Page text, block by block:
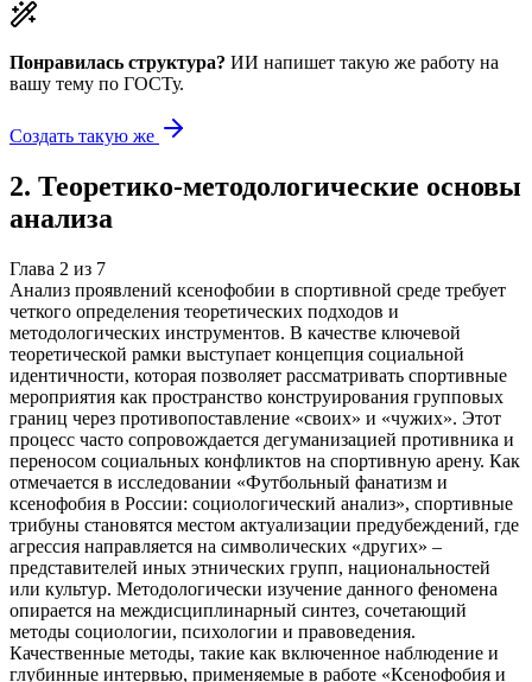
Понравилась структура? ИИ напишет такую же работу на
вашу тему по ГОСТу.
Создать такую же
2. Теоретико-методологические основы
анализа
Глава 2 из 7
Анализ проявлений ксенофобии в спортивной среде требует
четкого определения теоретических подходов и
методологических инструментов. В качестве ключевой
теоретической рамки выступает концепция социальной
идентичности, которая позволяет рассматривать спортивные
мероприятия как пространство конструирования групповых
границ через противопоставление «своих» и «чужих». Этот
процесс часто сопровождается дегуманизацией противника и
переносом социальных конфликтов на спортивную арену. Как
отмечается в исследовании «Футбольный фанатизм и
ксенофобия в России: социологический анализ», спортивные
трибуны становятся местом актуализации предубеждений, где
агрессия направляется на символических «других» –
представителей иных этнических групп, национальностей
или культур. Методологически изучение данного феномена
опирается на междисциплинарный синтез, сочетающий
методы социологии, психологии и правоведения.
Качественные методы, такие как включенное наблюдение и
глубинные интервью, применяемые в работе «Ксенофобия и